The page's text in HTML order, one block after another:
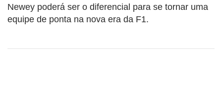
Newey poderá ser o diferencial para se tornar uma
equipe de ponta na nova era da F1.